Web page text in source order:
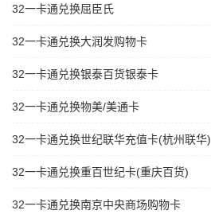
32一卡通兑换屈臣氏
32一卡通兑换大润发购物卡
32一卡通兑换银泰百货银泰卡
32一卡通兑换物美/美通卡
32一卡通兑换世纪联华充值卡(杭州联华)
32一卡通兑换重百世纪卡(重庆百货)
32一卡通兑换南京中央商场购物卡